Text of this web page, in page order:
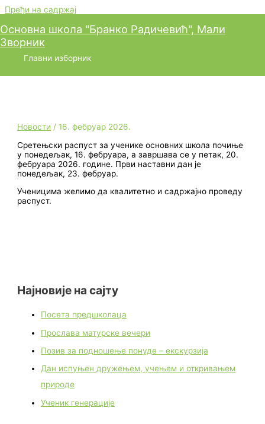
Пређи на садржај
Основна школа "Бранко Радичевић", Мали
Зворник
Главни изборник
Сретењски распуст
Новости /16. фебруар 2026.
Сретењски распуст за ученике основних школа почиње
у понедељак, 16. фебруара, а завршава се у петак, 20.
фебруара 2026. године. Први наставни дан је
понедељак, 23. фебруар.
Ученицима желимо да квалитетно и садржајно проведу
распуст.
Најновије на сајту
Посета предшколаца
Прослава матурске вечери
Позив за подношење понуде – екскурзија
Дан испуњен дружењем, учењем и откривањем
природе
Ученик генерације